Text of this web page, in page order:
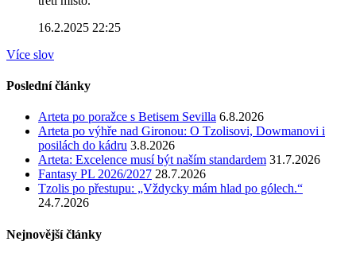
16.2.2025 22:25
Více slov
Poslední články
Arteta po poražce s Betisem Sevilla 6.8.2026
Arteta po výhře nad Gironou: O Tzolisovi, Dowmanovi i
posilách do kádru 3.8.2026
Arteta: Excelence musí být naším standardem 31.7.2026
Fantasy PL 2026/2027 28.7.2026
Tzolis po přestupu: „Vždycky mám hlad po gólech.“
24.7.2026
Nejnovější články